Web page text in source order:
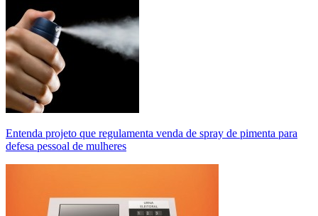
Entenda projeto que regulamenta venda de spray de pimenta para
defesa pessoal de mulheres